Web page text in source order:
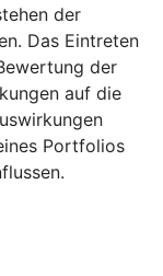
der
Das Eintreten
der
auf die
Portfolios